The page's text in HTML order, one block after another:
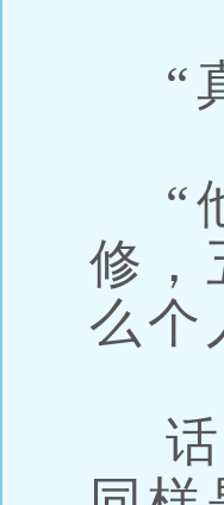
“
“
修，
么个
话